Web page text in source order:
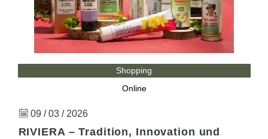
Shopping
Online
09 / 03 / 2026
RIVIERA – Tradition, Innovation und